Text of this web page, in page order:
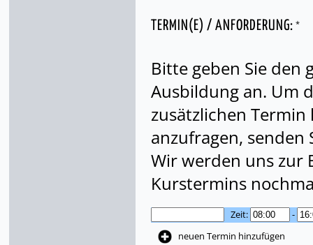
TERMIN(E) / ANFORDERUNG: *
Bitte geben Sie den
Ausbildung an. Um
zusätzlichen
anzufragen, senden
Wir werden uns zur
Kurstermins
Zeit:
-
neuen Termin hinzufügen